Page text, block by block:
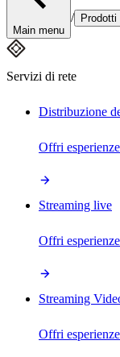
Main menu
/ Prodotti
Servizi di rete
Distribuzione
Offri
Streaming live
Offri
Streaming
Offri